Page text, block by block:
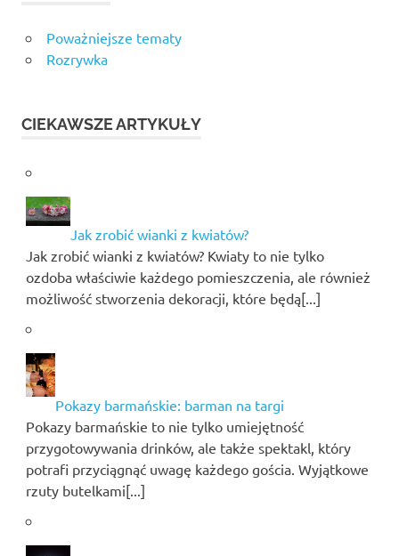
Poważniejsze tematy
Rozrywka
CIEKAWSZE ARTYKUŁY
Jak zrobić wianki z kwiatów?
Jak zrobić wianki z kwiatów? Kwiaty to nie tylko
ozdoba właściwie każdego pomieszczenia, ale również
możliwość stworzenia dekoracji, które będą[...]
Pokazy barmańskie: barman na targi
Pokazy barmańskie to nie tylko umiejętność
przygotowywania drinków, ale także spektakl, który
potrafi przyciągnąć uwagę każdego gościa. Wyjątkowe
rzuty butelkami[...]